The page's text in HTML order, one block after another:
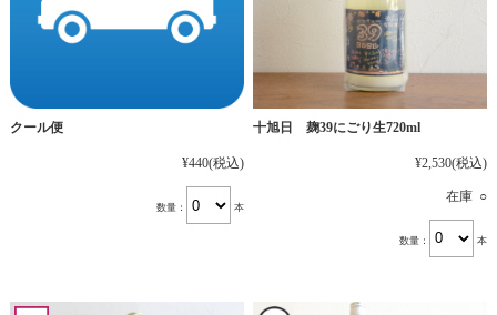
クール便
¥440(税込)
数量： 本
十旭日 麹39にごり生720ml
¥2,530(税込)
在庫 ○
数量： 本